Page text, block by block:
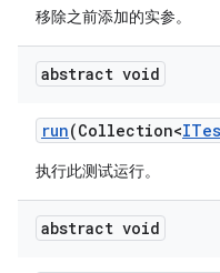
移除之前添加的实参。
abstract void
run(Collection<
执行此测试运行。
abstract void